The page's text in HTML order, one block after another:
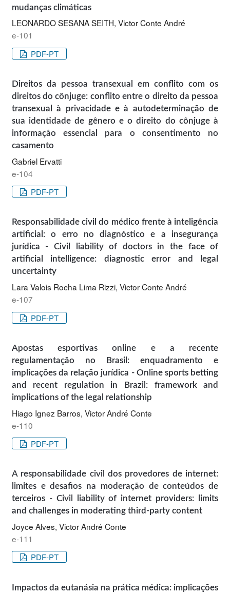
mudanças climáticas
LEONARDO SESANA SEITH, Victor Conte André
e-101
PDF-PT
Direitos da pessoa transexual em conflito com os
direitos do cônjuge: conflito entre o direito da pessoa
transexual à privacidade e à autodeterminação de
sua identidade de gênero e o direito do cônjuge à
informação essencial para o consentimento no
casamento
Gabriel Ervatti
e-104
PDF-PT
Responsabilidade civil do médico frente à inteligência
artificial: o erro no diagnóstico e a insegurança
jurídica - Civil liability of doctors in the face of
artificial intelligence: diagnostic error and legal
uncertainty
Lara Valois Rocha Lima Rizzi, Victor Conte André
e-107
PDF-PT
Apostas esportivas online e a recente
regulamentação no Brasil: enquadramento e
implicações da relação jurídica - Online sports betting
and recent regulation in Brazil: framework and
implications of the legal relationship
Hiago Ignez Barros, Victor André Conte
e-110
PDF-PT
A responsabilidade civil dos provedores de internet:
limites e desafios na moderação de conteúdos de
terceiros - Civil liability of internet providers: limits
and challenges in moderating third-party content
Joyce Alves, Victor André Conte
e-111
PDF-PT
Impactos da eutanásia na prática médica: implicações